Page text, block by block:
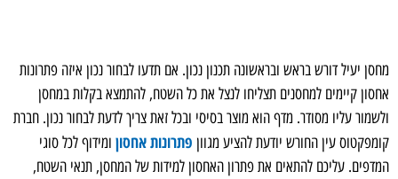
מחסן יעיל דורש בראש ובראשונה תכנון נכון. אם תדעו לבחור נכון איזה פתרונות
אחסון קיימים למחסנים תצליחו לנצל את כל השטח, להתמצא בקלות במחסן
ולשמור עליו מסודר. מדף הוא מוצר בסיסי ובכל זאת צריך לדעת לבחור נכון. חברת
קומפקטוס עין החורש יודעת להציע מגוון פתרונות אחסון ומידוף לכל סוגי
המדפים. עליכם להתאים את פתרון האחסון למידות של המחסן, תנאי השטח,